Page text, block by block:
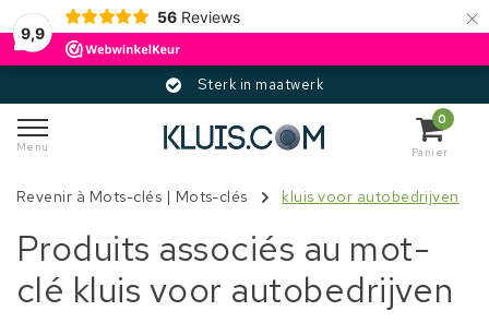
9,9
56 Reviews ×
Sterk in maatwerk
Menu
0
Panier
Revenir à Mots-clés | Mots-clés kluis voor autobedrijven
Produits associés au mot-
clé kluis voor autobedrijven